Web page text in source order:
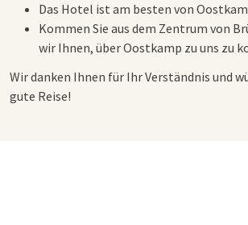
Das Hotel ist am besten von
Kommen Sie aus dem Zentrum von
wir Ihnen, über Oostkamp zu uns zu
Wir danken Ihnen für Ihr Verständnis und
gute Reise!